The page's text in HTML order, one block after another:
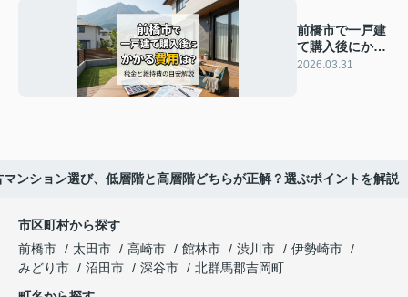
前橋市で一戸建
て購入後にかか
る費用は？税金
2026.03.31
ンション選び、低層階と高層階どちらが正解？選ぶポイントを解説
市区町村から探す
前橋市
太田市 高崎市 館林市 渋川市
伊勢崎市
みどり市
沼田市 深谷市
北群馬郡吉岡町